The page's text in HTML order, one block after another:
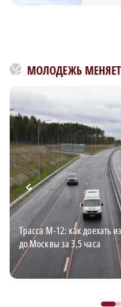
МОЛОДЕЖЬ
Трасса М‑12: как доехать
до Москвы за 3,5 часа